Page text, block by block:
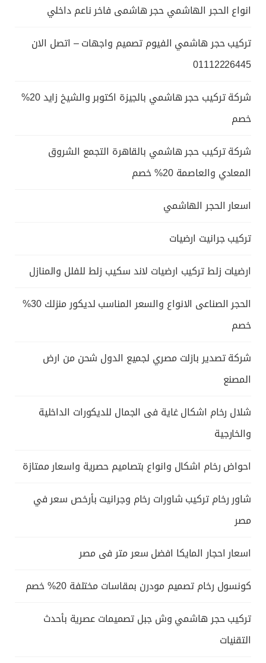
انواع الحجر الهاشمي حجر هاشمى فاخر ناعم داخلي
تركيب حجر هاشمي الفيوم تصميم واجهات – اتصل الان
01112226445
شركة تركيب حجر هاشمي بالجيزة اكتوبر والشيخ زايد 20%
خصم
شركة تركيب حجر هاشمي بالقاهرة التجمع الشروق
المعادي والعاصمة 20% خصم
اسعار الحجر الهاشمي
تركيب جرانيت ارضيات
ارضيات زلط تركيب ارضيات لاند سكيب زلط للفلل والمنازل
الحجر الصناعى الانواع والسعر المناسب لديكور منزلك 30%
خصم
شركة تصدير بازلت مصري لجميع الدول شحن من ارض
المصنع
شلال رخام اشكال غاية فى الجمال للديكورات الداخلية
والخارجية
احواض رخام اشكال وانواع بتصاميم حصرية واسعار ممتازة
شاور رخام تركيب شاورات رخام وجرانيت بأرخص سعر في
مصر
اسعار احجار المايكا افضل سعر متر فى مصر
كونسول رخام تصميم مودرن بمقاسات مختلفة 20% خصم
تركيب حجر هاشمي وش جبل تصميمات عصرية بأحدث
التقنيات